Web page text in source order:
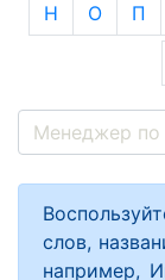
Н О П
слов,
например,